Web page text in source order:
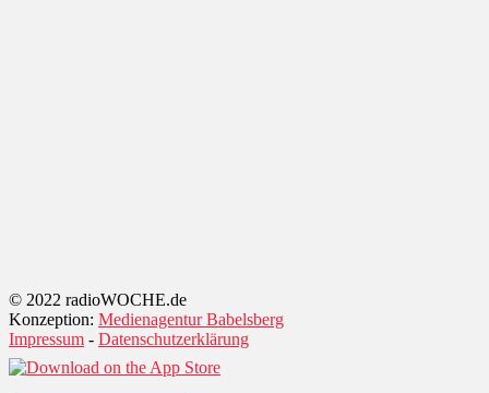
© 2022 radioWOCHE.de
Konzeption: Medienagentur Babelsberg
Impressum - Datenschutzerklärung